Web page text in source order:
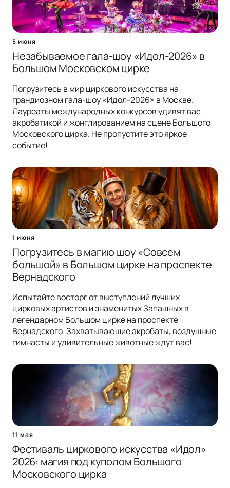
5 июня
Незабываемое гала-шоу «Идол-2026» в
Большом Московском цирке
Погрузитесь в мир циркового искусства на
грандиозном гала-шоу «Идол-2026» в Москве.
Лауреаты международных конкурсов удивят вас
акробатикой и жонглированием на сцене Большого
Московского цирка. Не пропустите это яркое
событие!
1 июня
Погрузитесь в магию шоу «Совсем
большой» в Большом цирке на проспекте
Вернадского
Испытайте восторг от выступлений лучших
цирковых артистов и знаменитых Запашных в
легендарном Большом цирке на проспекте
Вернадского. Захватывающие акробаты, воздушные
гимнасты и удивительные животные ждут вас!
11 мая
Фестиваль циркового искусства «Идол»
2026: магия под куполом Большого
Московского цирка